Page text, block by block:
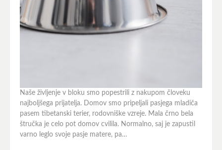
Naše življenje v bloku smo popestrili z nakupom človeku
najboljšega prijatelja. Domov smo pripeljali pasjega mladiča
pasem tibetanski terier, rodovniške vzreje. Mala črno bela
štručka je celo pot domov cvilila. Normalno, saj je zapustil
varno leglo svoje pasje matere, pa…